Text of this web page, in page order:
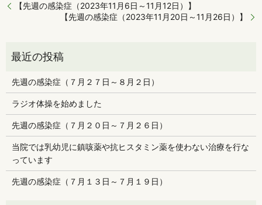
【先週の感染症（2023年11月6日～11月12日）】
【先週の感染症（2023年11月20日～11月26日）】
先週の感染症（７月２７日～８月２日）
ラジオ体操を始めました
先週の感染症（７月２０日～７月２６日）
当院では乳幼児に鎮咳薬や抗ヒスタミン薬を使わない治療を行な
っています
先週の感染症（７月１３日～７月１９日）